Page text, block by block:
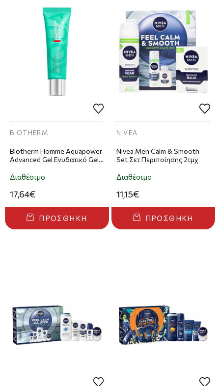
BIOTHERM
Biotherm Homme Aquapower
Advanced Gel Ενυδατικό Gel
Διαθέσιμο
17,64€
ΠΡΟΣΘΉΚΗ
NIVEA
Nivea Men Calm & Smooth
Set Σετ Περιποίησης 2τμχ
Διαθέσιμο
11,15€
ΠΡΟΣΘΉΚΗ